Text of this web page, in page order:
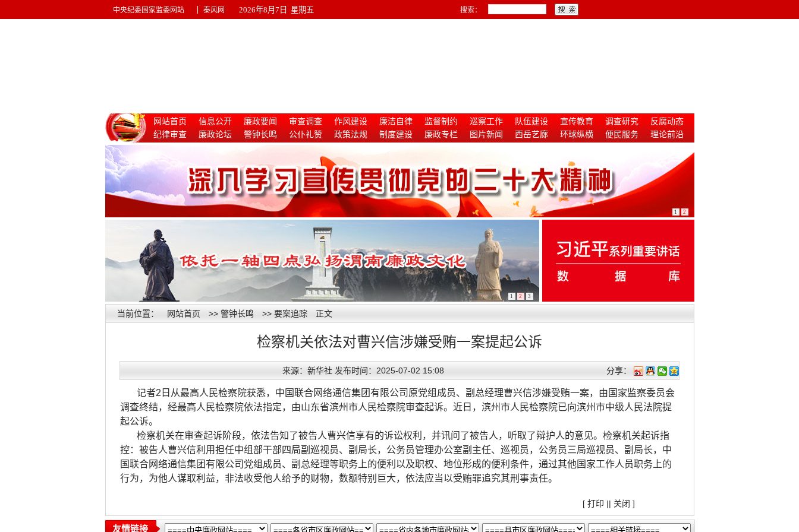
中央纪委国家监委网站 秦风网 2026年8月7日 星期五 搜索：
网站首页 信息公开 廉政要闻 审查调查 作风建设 廉洁自律 监督制约 巡察工作 队伍建设 宣传教育 调查研究
反腐动态
纪律审查
廉政论坛 警钟长鸣 公仆礼赞 政策法规 制度建设 廉政专栏 图片新闻 西岳艺廊 环球纵横 便民服务
理论前沿
1 2
1 2 3
当前位置： 网站首页 >> 警钟长鸣 >> 要案追踪 正文
检察机关依法对曹兴信涉嫌受贿一案提起公诉
来源：新华社 发布时间：2025-07-02 15:08 分享：
记者2日从最高人民检察院获悉，中国联合网络通信集团有限公司原党组成员、副总经理曹兴信涉嫌受贿一案，由国家监察委员会
调查终结，经最高人民检察院依法指定，由山东省滨州市人民检察院审查起诉。近日，滨州市人民检察院已向滨州市中级人民法院提
起公诉。
检察机关在审查起诉阶段，依法告知了被告人曹兴信享有的诉讼权利，并讯问了被告人，听取了辩护人的意见。检察机关起诉指
控：被告人曹兴信利用担任中组部干部四局副巡视员、副局长，公务员管理办公室副主任、巡视员，公务员三局巡视员、副局长，中
国联合网络通信集团有限公司党组成员、副总经理等职务上的便利以及职权、地位形成的便利条件，通过其他国家工作人员职务上的
行为，为他人谋取利益，非法收受他人给予的财物，数额特别巨大，依法应当以受贿罪追究其刑事责任。
[ 打印 || 关闭 ]
友情链接